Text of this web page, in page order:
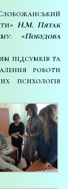
Н.М. Пятак
«Побудова
підсумків та
роботи
психологів